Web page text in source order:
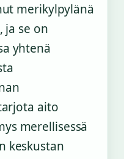
merikylpylänä
ja se on
yhtenä
aito
merellisessä
keskustan